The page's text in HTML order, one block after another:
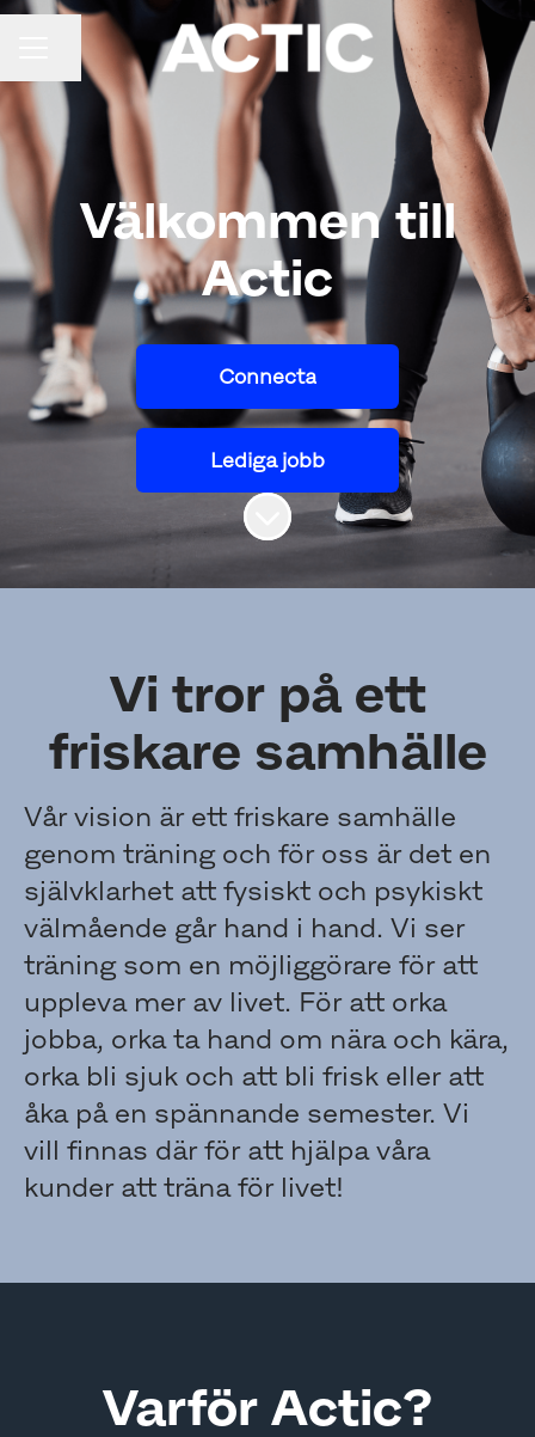
KARRIÄRMENY
Dela sidan
Välkommen till
Actic
Connecta
Lediga jobb
Skrolla för mer innehåll
Vi tror på ett
friskare samhälle
Vår vision är ett friskare samhälle
genom träning och för oss är det en
självklarhet att fysiskt och psykiskt
välmående går hand i hand. Vi ser
träning som en möjliggörare för att
uppleva mer av livet. För att orka
jobba, orka ta hand om nära och kära,
orka bli sjuk och att bli frisk eller att
åka på en spännande semester. Vi
vill finnas där för att hjälpa våra
kunder att träna för livet!
Varför Actic?